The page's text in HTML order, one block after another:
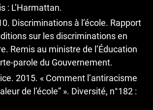
: L’Harmattan.
Discriminations à l’école. Rapport
sur les discriminations en
Remis au ministre de l’Éducation
parole du Gouvernement.
2015. « Comment l’antiracisme
de l’école” ». Diversité, n°182 :